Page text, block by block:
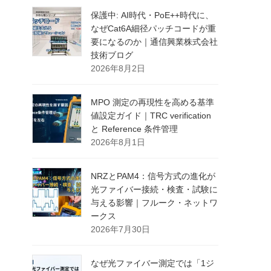
保護中: AI時代・PoE++時代に、
なぜCat6A細径パッチコードが重
要になるのか｜通信興業株式会社
技術ブログ
2026年8月2日
MPO 測定の再現性を高める基準
値設定ガイド｜TRC verification
と Reference 条件管理
2026年8月1日
NRZとPAM4：信号方式の進化が
光ファイバー接続・検査・試験に
与える影響｜フルーク・ネットワ
ークス
2026年7月30日
なぜ光ファイバー測定では「1ジ